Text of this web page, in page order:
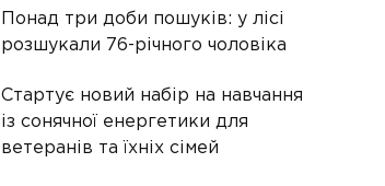
Понад три доби пошуків: у лісі
розшукали 76-річного чоловіка
Стартує новий набір на навчання
із сонячної енергетики для
ветеранів та їхніх сімей